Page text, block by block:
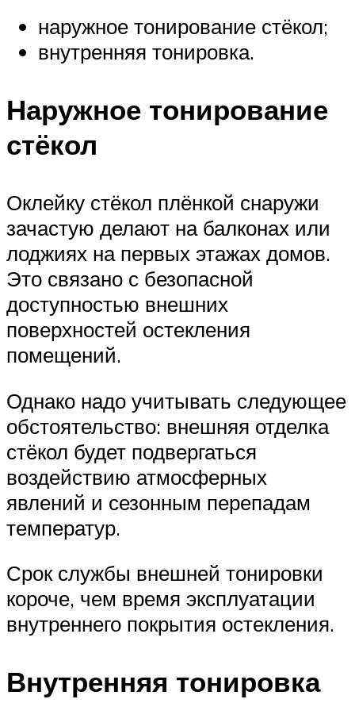
наружное тонирование стёкол;
внутренняя тонировка.
Наружное тонирование
стёкол
Оклейку стёкол плёнкой снаружи
зачастую делают на балконах или
лоджиях на первых этажах домов.
Это связано с безопасной
доступностью внешних
поверхностей остекления
помещений.
Однако надо учитывать следующее
обстоятельство: внешняя отделка
стёкол будет подвергаться
воздействию атмосферных
явлений и сезонным перепадам
температур.
Срок службы внешней тонировки
короче, чем время эксплуатации
внутреннего покрытия остекления.
Внутренняя тонировка